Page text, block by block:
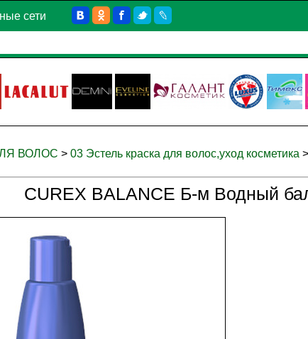
сети
ВОЛОС > 03 Эстель краска для волос,уход косметика >
CUREX BALANCE Б-м Водный